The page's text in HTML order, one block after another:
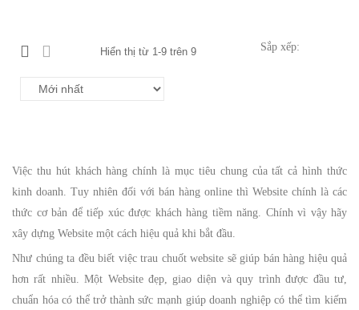
Hiển thị từ 1-9 trên 9 Sắp xếp:
Việc thu hút khách hàng chính là mục tiêu chung của tất cả hình thức
kinh doanh. Tuy nhiên đối với bán hàng online thì Website chính là các
thức cơ bản để tiếp xúc được khách hàng tiềm năng. Chính vì vậy hãy
xây dựng Website một cách hiệu quả khi bắt đầu.
Như chúng ta đều biết việc trau chuốt website sẽ giúp bán hàng hiệu quả
hơn rất nhiều. Một Website đẹp, giao diện và quy trình được đầu tư,
chuẩn hóa có thể trở thành sức mạnh giúp doanh nghiệp có thể tìm kiếm